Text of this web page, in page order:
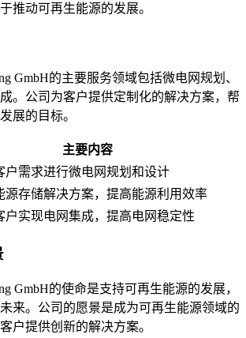
推动可再生能源的发展。
GmbH的主要服务领域包括微电网规划、
。公司为客户提供定制化的解决方案，帮
展的目标。
主要内容
户需求进行微电网规划和设计
源存储解决方案，提高能源利用效率
户实现电网集成，提高电网稳定性
GmbH的使命是支持可再生能源的发展，
来。公司的愿景是成为可再生能源领域的
户提供创新的解决方案。